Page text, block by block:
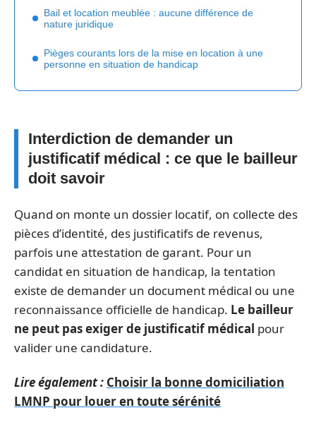
Bail et location meublée : aucune différence de
nature juridique
Pièges courants lors de la mise en location à une
personne en situation de handicap
Interdiction de demander un
justificatif médical : ce que le bailleur
doit savoir
Quand on monte un dossier locatif, on collecte des
pièces d’identité, des justificatifs de revenus,
parfois une attestation de garant. Pour un
candidat en situation de handicap, la tentation
existe de demander un document médical ou une
reconnaissance officielle de handicap. Le bailleur
ne peut pas exiger de justificatif médical pour
valider une candidature.
Lire également : Choisir la bonne domiciliation
LMNP pour louer en toute sérénité